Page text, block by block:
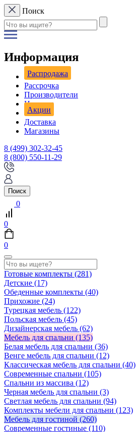
Поиск
Информация
Распродажа
Рассрочка
Производители
Новости
Акции
Доставка
Магазины
8 (499) 302-32-45
8 (800) 550-11-29
Поиск
0
0
0
Готовые комплекты (281)
Детские (17)
Обеденные комплекты (40)
Прихожие (24)
Турецкая мебель (122)
Польская мебель (45)
Дизайнерская мебель (62)
Мебель для спальни (135)
Белая мебель для спальни (36)
Венге мебель для спальни (12)
Классическая мебель для спальни (40)
Современные спальни (105)
Спальни из массива (12)
Черная мебель для спальни (3)
Светлая мебель для спальни (94)
Комплекты мебели для спальни (123)
Мебель для гостиной (260)
Современные гостиные (110)